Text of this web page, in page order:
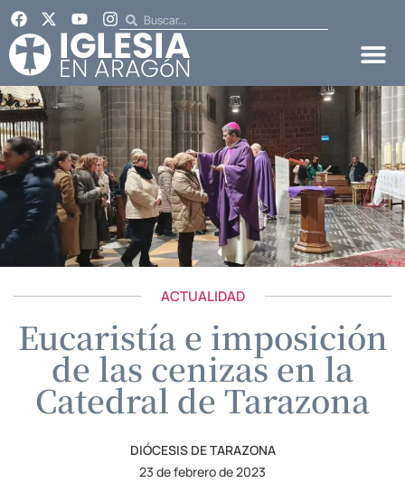
ACTUALIDAD
Eucaristía e imposición
de las cenizas en la
Catedral de Tarazona
DIÓCESIS DE TARAZONA
23 de febrero de 2023